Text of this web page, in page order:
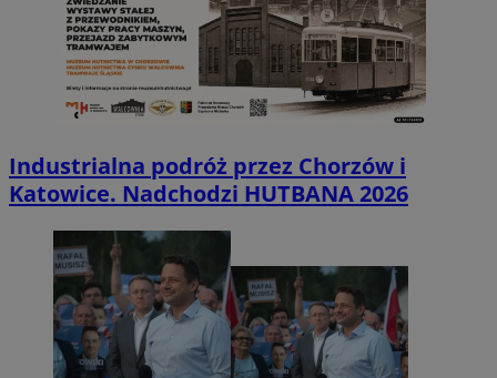
Industrialna podróż przez Chorzów i
Katowice. Nadchodzi HUTBANA 2026